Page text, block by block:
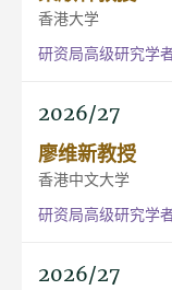
香港大学
研资局高级研究学
2026/27
廖维新教授
香港中文大学
研资局高级研究学
2026/27